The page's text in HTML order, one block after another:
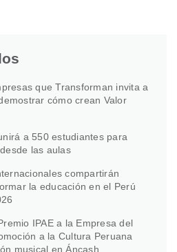
que Transforman invita a
cómo crean Valor
a 550 estudiantes para
las aulas
compartirán
la educación en el Perú
IPAE a la Empresa del
a la Cultura Peruana
musical en Áncash